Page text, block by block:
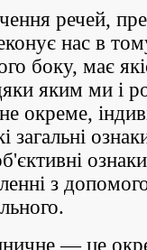
речей,
нас в
боку, має
яким ми і
окреме,
загальні
з
— це